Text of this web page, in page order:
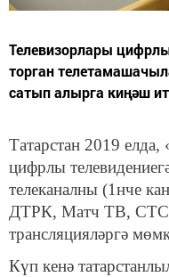
Телевизорлары
торган
сатып алырга киңәш
Татарстан 2019
цифрлы
телеканалны (1нче
ДТРК, Матч ТВ, СТС,
трансляцияләргә
Күп кенә